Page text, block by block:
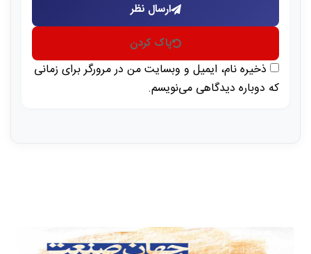
ارسال نظر
پاک کردن
ذخیره نام، ایمیل و وبسایت من در مرورگر برای زمانی
که دوباره دیدگاهی می‌نویسم.